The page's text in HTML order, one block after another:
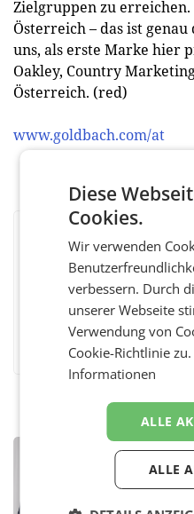
Zielgruppen zu
Österreich – das ist
uns, als erste Marke hier
Oakley, Country
Österreich. (red)
www.goldbach.com/at
BEWERTEN SIE DIESEN
FacebookTwitterMessenger
PRIMENEWS
ORF III:
beurlaubt
Diese
Cookies.
Wir verwenden
verbessern. Durch
unserer Webseite
Verwendung von
Cookie-Richtlinie
Informationen
ALLE
ALLE